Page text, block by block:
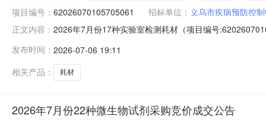
项目编号： 62026070105705061 招标单位： 义乌市疾病预防控
正文内容： 2026年7月份17种实验室检测耗材（项目编号
07-0615:00二、采购单位信息采购单位名称：义乌市疾
发布时间： 2026-07-06 19:11
相关产品：
耗材
2026年7月份22种微生物试剂采购竞价成交公告